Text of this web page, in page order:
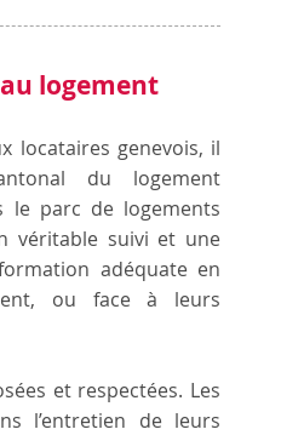
logement
locataires genevois, il
du logement
le parc de logements
véritable suivi et une
adéquate en
ou face à leurs
et respectées. Les
l’entretien de leurs